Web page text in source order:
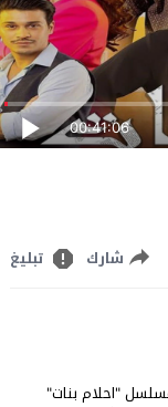
00:41:06
شارك تبليغ
وتحميل مسلسل "احلام بنات"